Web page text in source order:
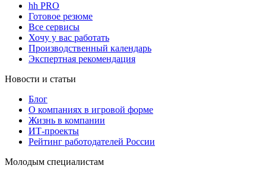
hh PRO
Готовое резюме
Все сервисы
Хочу у вас работать
Производственный календарь
Экспертная рекомендация
Новости и статьи
Блог
О компаниях в игровой форме
Жизнь в компании
ИТ-проекты
Рейтинг работодателей России
Молодым специалистам